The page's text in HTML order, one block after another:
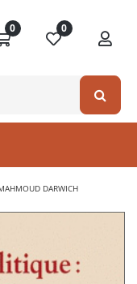
0 0
DARWICH